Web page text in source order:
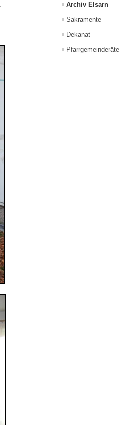
Archiv Elsarn
Sakramente
Dekanat
Pfarrgemeinderäte